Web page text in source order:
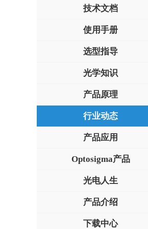
技术文档
使用手册
选型指导
光学知识
产品原理
行业动态
产品应用
Optosigma产品
光电人生
产品介绍
下载中心